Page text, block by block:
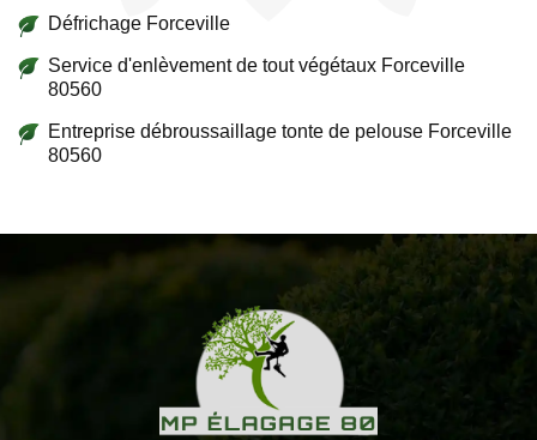
Défrichage Forceville
Service d'enlèvement de tout végétaux Forceville
80560
Entreprise débroussaillage tonte de pelouse Forceville
80560